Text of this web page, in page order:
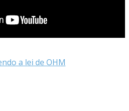
a lei de OHM